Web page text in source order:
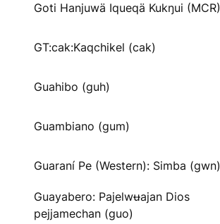
Goti Hanjuwä Iqueqä Kukŋui (MCR)
GT:cak:Kaqchikel (cak)
Guahibo (guh)
Guambiano (gum)
Guaraní Pe (Western): Simba (gwn)
Guayabero: Pajelwʉajan Dios
pejjamechan (guo)